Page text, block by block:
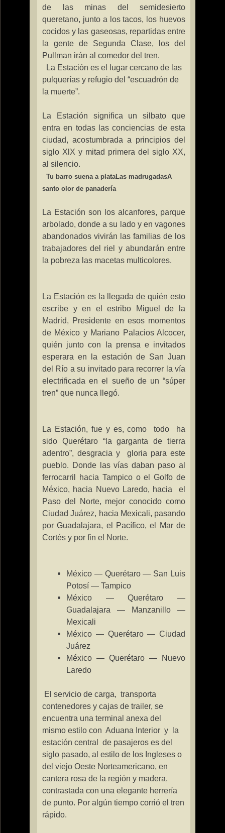
de las minas del semidesierto
queretano, junto a los tacos, los huevos
cocidos y las gaseosas, repartidas entre
la gente de Segunda Clase, los del
Pullman irán al comedor del tren.
La Estación es el lugar cercano de las
pulquerías y refugio del “escuadrón de
la muerte”.
La Estación significa un silbato que
entra en todas las conciencias de esta
ciudad, acostumbrada a principios del
siglo XlX y mitad primera del siglo XX,
al silencio.
Tu barro suena a plataLas madrugadasA
santo olor de panadería
La Estación son los alcanfores, parque
arbolado, donde a su lado y en vagones
abandonados vivirán las familias de los
trabajadores del riel y abundarán entre
la pobreza las macetas multicolores.
La Estación es la llegada de quién esto
escribe y en el estribo Miguel de
la
Madrid, Presidente en esos momentos
de México y Mariano Palacios Alcocer,
quién junto con la prensa e invitados
esperara en la estación de San Juan
del Río a su invitado para recorrer la vía
electrificada en el sueño de un “súper
tren” que nunca llegó.
La Estación, fue y es, como todo
ha
sido Querétaro “la garganta de tierra
adentro”, desgracia y
gloria para este
pueblo. Donde las vías daban paso al
ferrocarril hacia Tampico o el Golfo de
México, hacia Nuevo Laredo, hacia
el
Paso del Norte, mejor conocido como
Ciudad Juárez, hacia Mexicali, pasando
por Guadalajara, el Pacífico, el Mar de
Cortés y por fin el Norte.
México — Querétaro — San Luis
Potosí — Tampico
México — Querétaro —
Guadalajara — Manzanillo —
Mexicali
México — Querétaro — Ciudad
Juárez
México — Querétaro — Nuevo
Laredo
El servicio de carga, transporta
contenedores y cajas de trailer, se
encuentra una terminal anexa del
mismo estilo con Aduana Interior y
la
estación central
de pasajeros es del
siglo pasado, al estilo de los Ingleses o
del viejo Oeste Norteamericano, en
cantera rosa de la región y madera,
contrastada con una elegante herrería
de punto. Por algún tiempo corrió el tren
rápido.